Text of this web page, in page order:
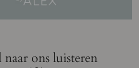
ons luisteren